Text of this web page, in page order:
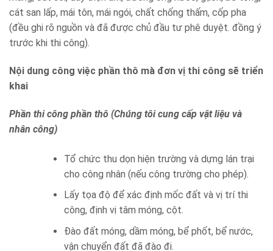
cát san lấp, mái tôn, mái ngói, chất chống thấm, cốp pha
(đều ghi rõ nguồn và đã được chủ đầu tư phê duyệt. đồng ý
trước khi thi công).
Nội dung công việc phần thô mà đơn vị thi công sẽ triển
khai
Phần thi công phần thô (Chúng tôi cung cấp vật liệu và
nhân công)
Tổ chức thu dọn hiện trường và dựng lán trại
cho công nhân (nếu công trường cho phép).
Lấy tọa độ để xác định mốc đất và vị trí thi
công, định vị tâm móng, cột.
Đào đất móng, dầm móng, bể phốt, bể nước,
vận chuyển đất đã đào đi.